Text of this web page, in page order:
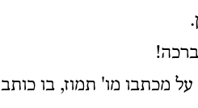
מכתבו מו' תמוז, בו